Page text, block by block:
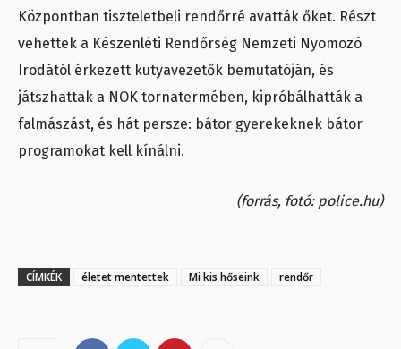
Központban tiszteletbeli rendőrré avatták őket. Részt
vehettek a Készenléti Rendőrség Nemzeti Nyomozó
Irodától érkezett kutyavezetők bemutatóján, és
játszhattak a NOK tornatermében, kipróbálhatták a
falmászást, és hát persze: bátor gyerekeknek bátor
programokat kell kínálni.
(forrás, fotó: police.hu)
CÍMKÉK életet mentettek Mi kis hőseink rendőr